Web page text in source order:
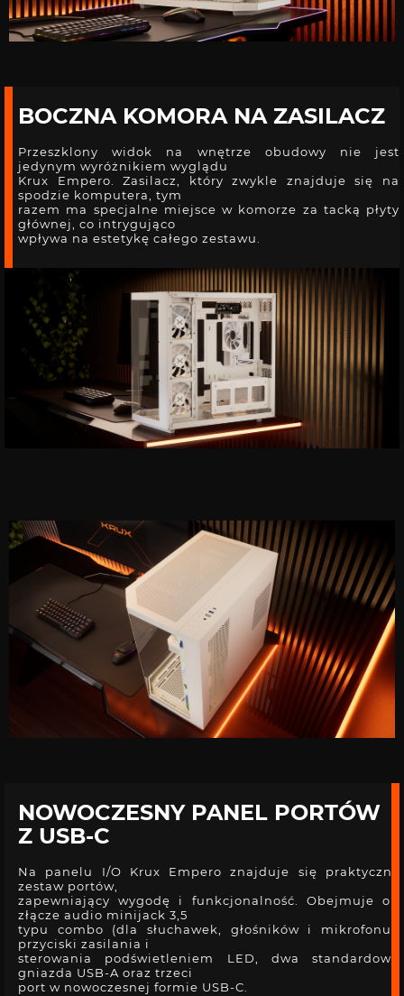
BOCZNA KOMORA NA ZASILACZ
Przeszklony widok na wnętrze obudowy nie jest
jedynym wyróżnikiem wyglądu
Krux Empero. Zasilacz, który zwykle znajduje się na
spodzie komputera, tym
razem ma specjalne miejsce w komorze za tacką płyty
głównej, co intrygująco
wpływa na estetykę całego zestawu.
NOWOCZESNY PANEL PORTÓW
Z USB-C
Na panelu I/O Krux Empero znajduje się praktyczny
zestaw portów,
zapewniający wygodę i funkcjonalność. Obejmuje on
złącze audio minijack 3,5
typu combo (dla słuchawek, głośników i mikrofonu),
przyciski zasilania i
sterowania podświetleniem LED, dwa standardowe
gniazda USB-A oraz trzeci
port w nowoczesnej formie USB-C.